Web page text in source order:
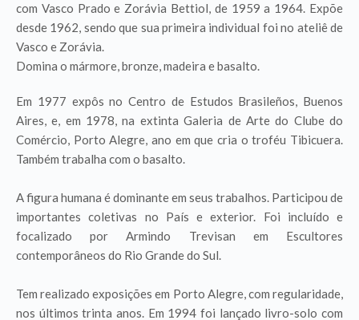
com Vasco Prado e Zorávia Bettiol, de 1959 a 1964. Expõe
desde 1962, sendo que sua primeira individual foi no ateliê de
Vasco e Zorávia.
Domina o mármore, bronze, madeira e basalto.
Em 1977 expôs no Centro de Estudos Brasileños, Buenos
Aires, e, em 1978, na extinta Galeria de Arte do Clube do
Comércio, Porto Alegre, ano em que cria o troféu Tibicuera.
Também trabalha com o basalto.
A figura humana é dominante em seus trabalhos. Participou de
importantes coletivas no País e exterior. Foi incluído e
focalizado por Armindo Trevisan em Escultores
contemporâneos do Rio Grande do Sul.
Tem realizado exposições em Porto Alegre, com regularidade,
nos últimos trinta anos. Em 1994 foi lançado livro-solo com